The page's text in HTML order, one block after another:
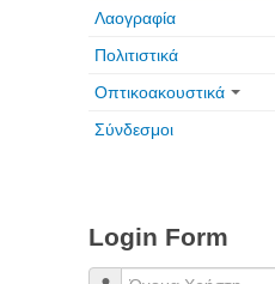
Λαογραφία
Πολιτιστικά
Οπτικοακουστικά
Σύνδεσμοι
Login Form